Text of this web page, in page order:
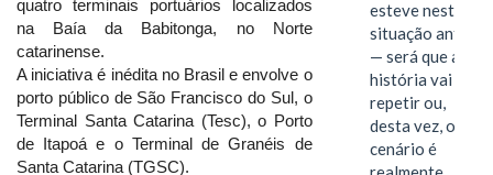
quatro terminais portuários localizados
na Baía da Babitonga, no Norte
catarinense.
A iniciativa é inédita no Brasil e envolve o
porto público de São Francisco do Sul, o
Terminal Santa Catarina (Tesc), o Porto
de Itapoá e o Terminal de Granéis de
Santa Catarina (TGSC).
esteve nesta
situação antes
— será que a
história vai se
repetir ou,
desta vez, o
cenário é